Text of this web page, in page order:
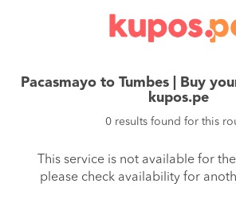
Pacasmayo to Tumbes | Buy
kupos.pe
0 results found for this
This service is not available for
please check availability for